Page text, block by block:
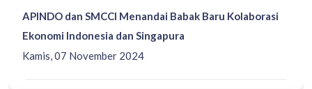
Kamis, 07 November 2024
APINDO dan SMCCI Menandai Babak Baru Kolaborasi
Ekonomi Indonesia dan Singapura